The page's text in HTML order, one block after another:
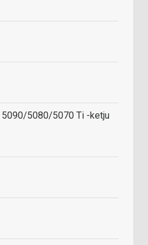
5090/5080/5070 Ti -ketju